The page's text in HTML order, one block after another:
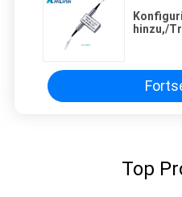
hinzu,/
Top